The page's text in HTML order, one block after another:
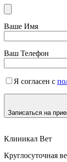
Ваше Имя
Ваш Телефон
Я согласен с
Записаться на
Клиникал Вет
Круглосуточная